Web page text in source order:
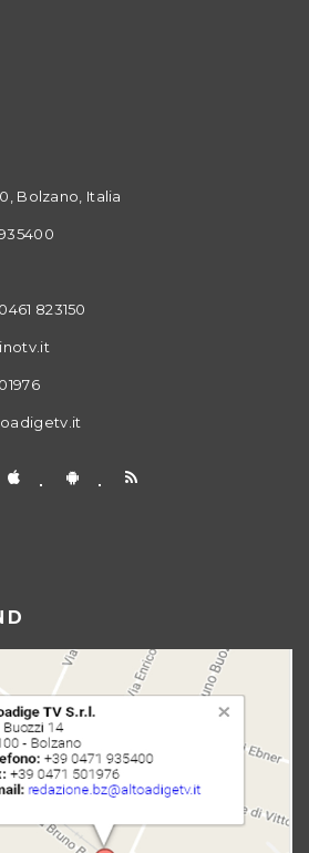
Bolzano, Italia
823150